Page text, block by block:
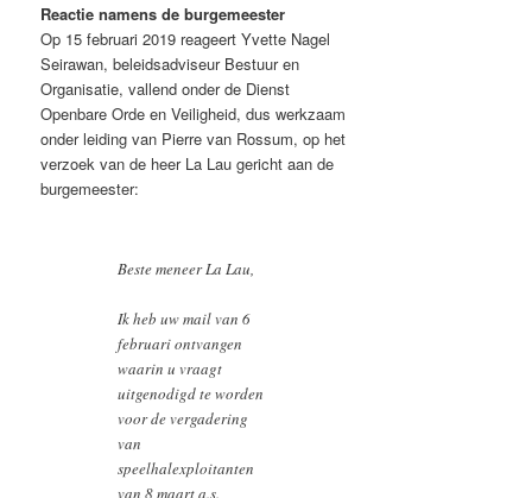
Reactie namens de burgemeester
Op 15 februari 2019 reageert Yvette Nagel
Seirawan, beleidsadviseur Bestuur en
Organisatie, vallend onder de Dienst
Openbare Orde en Veiligheid, dus werkzaam
onder leiding van Pierre van Rossum, op het
verzoek van de heer La Lau gericht aan de
burgemeester:
Beste meneer La Lau,
Ik heb uw mail van 6
februari ontvangen
waarin u vraagt
uitgenodigd te worden
voor de vergadering
van
speelhalexploitanten
van 8 maart a.s.